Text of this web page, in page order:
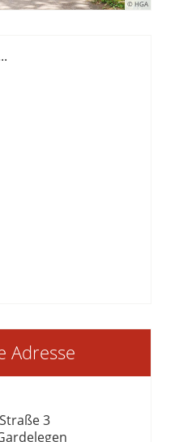
© HGA
Adresse
3